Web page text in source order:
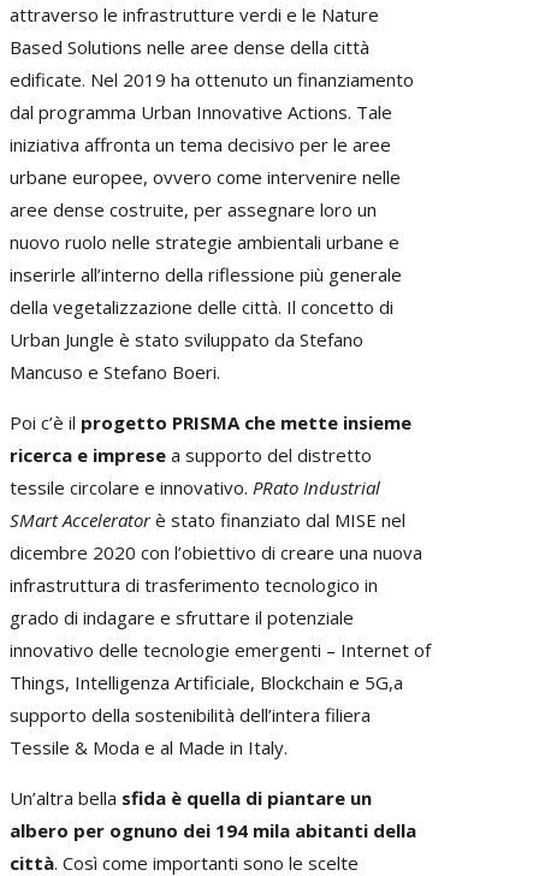
attraverso le infrastrutture verdi e le Nature
Based Solutions nelle aree dense della città
edificate. Nel 2019 ha ottenuto un finanziamento
dal programma Urban Innovative Actions. Tale
iniziativa affronta un tema decisivo per le aree
urbane europee, ovvero come intervenire nelle
aree dense costruite, per assegnare loro un
nuovo ruolo nelle strategie ambientali urbane e
inserirle all’interno della riflessione più generale
della vegetalizzazione delle città. Il concetto di
Urban Jungle è stato sviluppato da Stefano
Mancuso e Stefano Boeri.
Poi c’è il progetto PRISMA che mette insieme
ricerca e imprese a supporto del distretto
tessile circolare e innovativo. PRato Industrial
SMart Acceleratorè stato finanziato dal MISE nel
dicembre 2020 con l’obiettivo di creare una nuova
infrastruttura di trasferimento tecnologico in
grado di indagare e sfruttare il potenziale
innovativo delle tecnologie emergenti – Internet of
Things, Intelligenza Artificiale, Blockchain e 5G,a
supporto della sostenibilità dell’intera filiera
Tessile & Moda e al Made in Italy.
Un’altra bella sfida è quella di piantare un
albero per ognuno dei 194 mila abitanti della
città. Così come importanti sono le scelte